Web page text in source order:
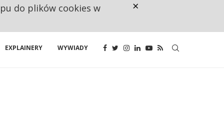
EXPLAINERY WYWIADY
do plików cookies w ×